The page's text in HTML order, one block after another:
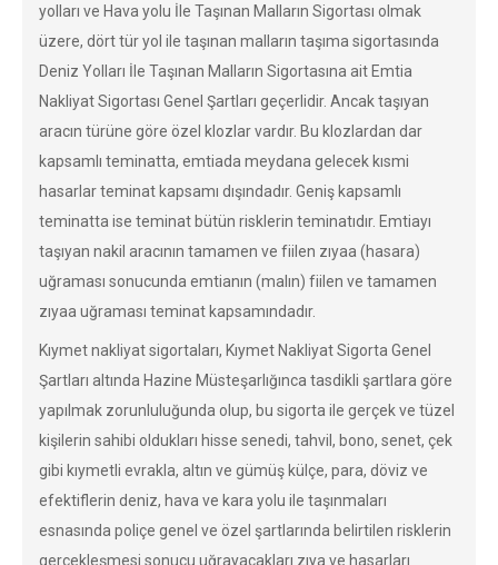
yolları ve Hava yolu İle Taşınan Malların Sigortası olmak
üzere, dört tür yol ile taşınan malların taşıma sigortasında
Deniz Yolları İle Taşınan Malların Sigortasına ait Emtia
Nakliyat Sigortası Genel Şartları geçerlidir. Ancak taşıyan
aracın türüne göre özel klozlar vardır. Bu klozlardan dar
kapsamlı teminatta, emtiada meydana gelecek kısmi
hasarlar teminat kapsamı dışındadır. Geniş kapsamlı
teminatta ise teminat bütün risklerin teminatıdır. Emtiayı
taşıyan nakil aracının tamamen ve fiilen zıyaa (hasara)
uğraması sonucunda emtianın (malın) fiilen ve tamamen
zıyaa uğraması teminat kapsamındadır.
Kıymet nakliyat sigortaları, Kıymet Nakliyat Sigorta Genel
Şartları altında Hazine Müsteşarlığınca tasdikli şartlara göre
yapılmak zorunluluğunda olup, bu sigorta ile gerçek ve tüzel
kişilerin sahibi oldukları hisse senedi, tahvil, bono, senet, çek
gibi kıymetli evrakla, altın ve gümüş külçe, para, döviz ve
efektiflerin deniz, hava ve kara yolu ile taşınmaları
esnasında poliçe genel ve özel şartlarında belirtilen risklerin
gerçekleşmesi sonucu uğrayacakları zıya ve hasarları